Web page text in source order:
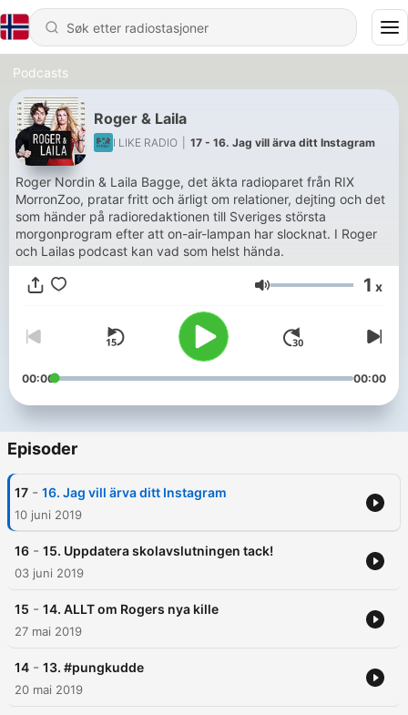
Podcasts
Roger & Laila
I LIKE RADIO 17 - 16. Jag vill ärva ditt Instagram
Roger Nordin & Laila Bagge, det äkta radioparet från RIX
MorronZoo, pratar fritt och ärligt om relationer, dejting och det
som händer på radioredaktionen till Sveriges största
morgonprogram efter att on-air-lampan har slocknat. I Roger
och Lailas podcast kan vad som helst hända.
Volum 1 x
00:00 00:00
Episoder
17 - 16. Jag vill ärva ditt Instagram
10 juni 2019
16 - 15. Uppdatera skolavslutningen tack!
03 juni 2019
15 - 14. ALLT om Rogers nya kille
27 mai 2019
14 - 13. #pungkudde
20 mai 2019